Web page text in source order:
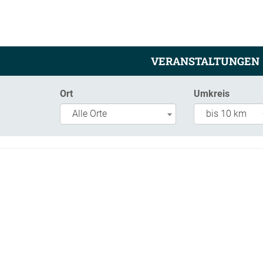
VERANSTALTUNGEN
Ort
Alle Orte
Umkreis
bis 10 km